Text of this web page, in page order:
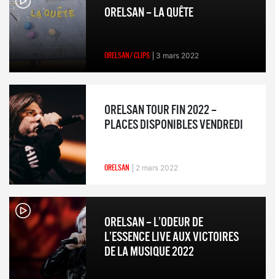
ORELSAN – LA QUÊTE
ORELSAN/ CLIPS 3 mars 2022
ORELSAN TOUR FIN 2022 –
PLACES DISPONIBLES VENDREDI
ORELSAN 2 mars 2022
ORELSAN – L’ODEUR DE
L’ESSENCE LIVE AUX VICTOIRES
DE LA MUSIQUE 2022